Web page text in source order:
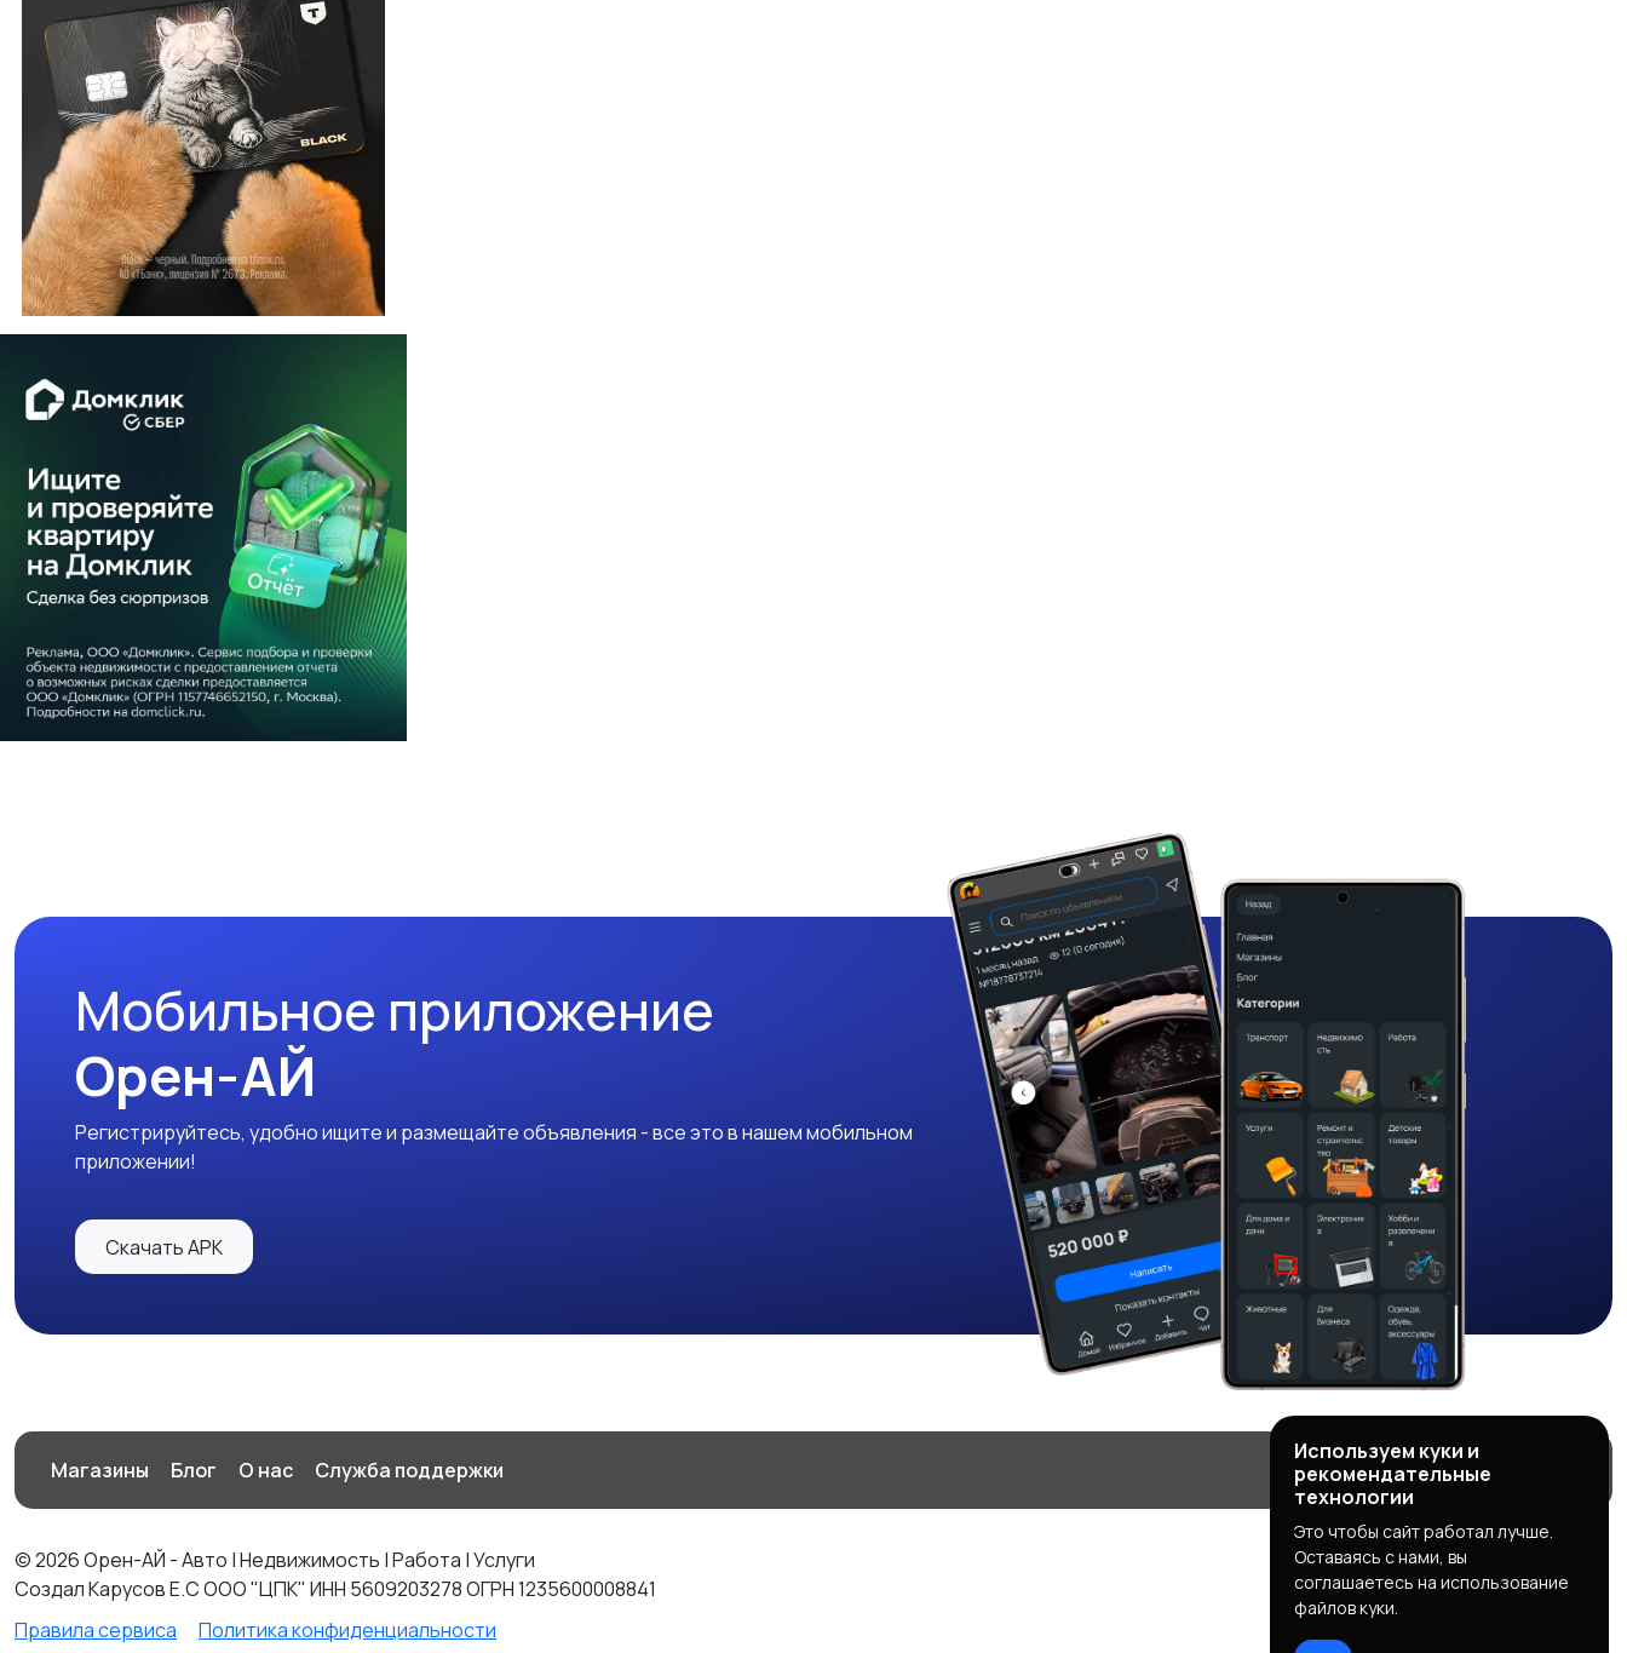
Мобильное приложение
Орен-АЙ
Регистрируйтесь, удобно ищите и размещайте объявления - все это в нашем мобильном
приложении!
Скачать APK
Магазины Блог О нас Служба поддержки
© 2026 Орен-АЙ - Авто | Недвижимость | Работа | Услуги
Создал Карусов Е.С ООО "ЦПК" ИНН 5609203278 ОГРН 1235600008841
Правила сервиса
Политика конфиденциальности
Используем куки и
рекомендательные
технологии
Это чтобы сайт работал лучше.
Оставаясь с нами, вы
соглашаетесь на использование
файлов куки.